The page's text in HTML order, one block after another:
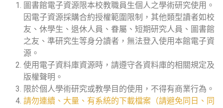
圖書館電子資源限本校教職員生個人之學術研究使用。
因電子資源採購合約授權範圍限制，其他類型讀者如校
友、休學生、退休人員、眷屬、短期研究人員、圖書館
之友、準研究生等身分讀者，無法登入使用本館電子資
源。
使用電子資料庫資源時，請遵守各資料庫的相關規定及
版權聲明。
限於個人學術研究或教學目的使用，不得有商業行為。
請勿連續、大量、有系統的下載檔案（請避免同日、同